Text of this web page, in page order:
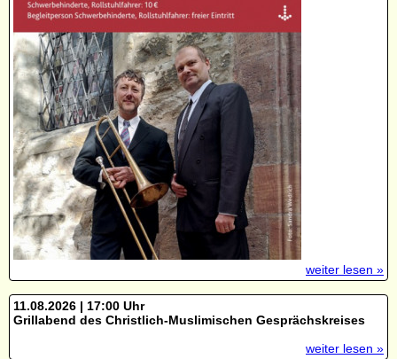
weiter lesen »
11.08.2026 | 17:00 Uhr
Grillabend des Christlich-Muslimischen Gesprächskreises
weiter lesen »